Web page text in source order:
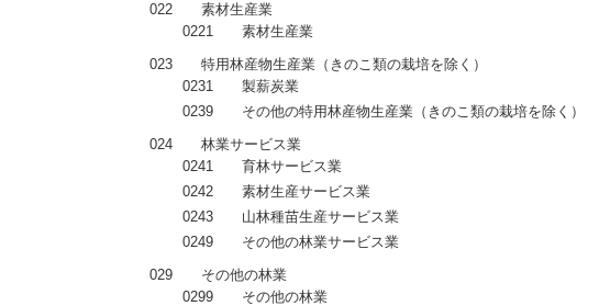
022 素材生産業
0221 素材生産業
023 特用林産物生産業（きのこ類の栽培を除く）
0231 製薪炭業
0239 その他の特用林産物生産業（きのこ類の栽培を除く）
024 林業サービス業
0241 育林サービス業
0242 素材生産サービス業
0243 山林種苗生産サービス業
0249 その他の林業サービス業
029 その他の林業
0299 その他の林業